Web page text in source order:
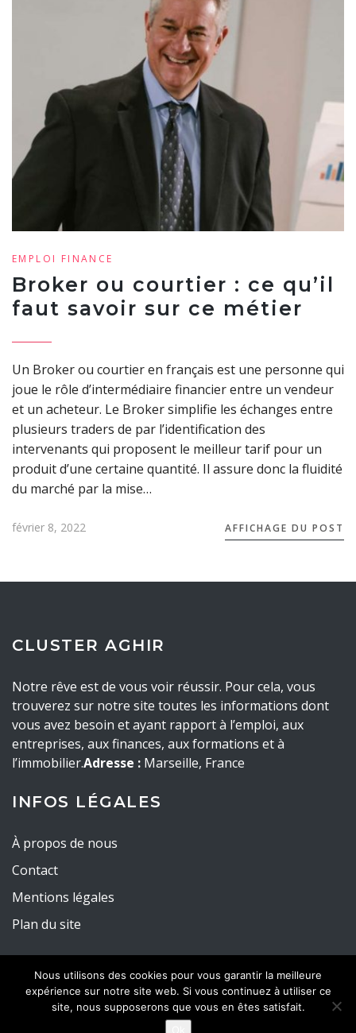
EMPLOI FINANCE
Broker ou courtier : ce qu’il
faut savoir sur ce métier
Un Broker ou courtier en français est une personne qui
joue le rôle d’intermédiaire financier entre un vendeur
et un acheteur. Le Broker simplifie les échanges entre
plusieurs traders de par l’identification des
intervenants qui proposent le meilleur tarif pour un
produit d’une certaine quantité. Il assure donc la fluidité
du marché par la mise…
février 8, 2022 AFFICHAGE DU POST
CLUSTER AGHIR
Notre rêve est de vous voir réussir. Pour cela, vous
trouverez sur notre site toutes les informations dont
vous avez besoin et ayant rapport à l’emploi, aux
entreprises, aux finances, aux formations et à
l’immobilier.Adresse : Marseille, France
INFOS LÉGALES
À propos de nous
Contact
Mentions légales
Plan du site
Tous droits réservés - 2022 -Cluster Aghir
Nous utilisons des cookies pour vous garantir la meilleure
expérience sur notre site web. Si vous continuez à utiliser ce
site, nous supposerons que vous en êtes satisfait.